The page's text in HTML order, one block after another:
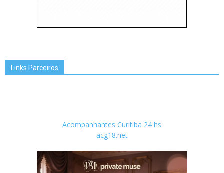
Links Parceiros
Acompanhantes Curitiba 24 hs
acg18.net